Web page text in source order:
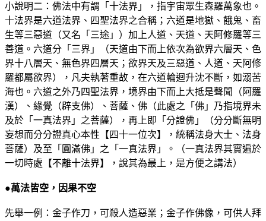
小說明二：佛法中有謂「十法界」，指宇宙眾生森羅萬象也。
十法界是六道法界、四聖法界之合稱；六道是地獄、餓鬼、畜
生等三惡道（又名「三途」）加上人道、天道、天阿修羅等三
善道。六道分「三界」（天道由下而上依次為欲界六層天、色
界十八層天、無色界四層天；欲界天及三惡道、人道、天阿修
羅都屬欲界），凡夫執著重故，在六道輪迴升沈不斷，如溺苦
海也。六道之外乃四聖法界，境界由下而上大抵是聲聞（阿羅
漢）、緣覺（辟支佛）、菩薩、佛（此處之「佛」乃指境界未
及於「一真法界」之菩薩），再上即「分證佛」（分分斷無明
妄想而分分證真心本性【四十一位次】，統稱法身大士、法身
菩薩）及至「圓滿佛」之「一真法界」。（一真法界其實遍於
一切時處【不離十法界】，說其為最上，是方便之講法）
●萬法皆空，因果不空
先舉一例：金子作刀，可殺人造惡業；金子作佛像，可供人拜